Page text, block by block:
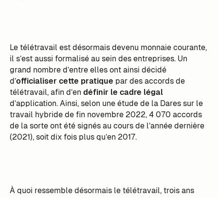
Le télétravail est désormais devenu monnaie courante,
il s’est aussi formalisé au sein des entreprises. Un
grand nombre d’entre elles ont ainsi décidé
d’officialiser cette pratique par des accords de
télétravail, afin d’en définir le cadre légal
d’application. Ainsi, selon une étude de la Dares sur le
travail hybride de fin novembre 2022, 4 070 accords
de la sorte ont été signés au cours de l’année dernière
(2021), soit dix fois plus qu’en 2017.
À quoi ressemble désormais le télétravail, trois ans